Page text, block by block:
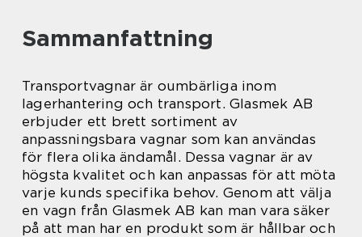
Sammanfattning
Transportvagnar är oumbärliga inom
lagerhantering och transport. Glasmek AB
erbjuder ett brett sortiment av
anpassningsbara vagnar som kan användas
för flera olika ändamål. Dessa vagnar är av
högsta kvalitet och kan anpassas för att möta
varje kunds specifika behov. Genom att välja
en vagn från Glasmek AB kan man vara säker
på att man har en produkt som är hållbar och